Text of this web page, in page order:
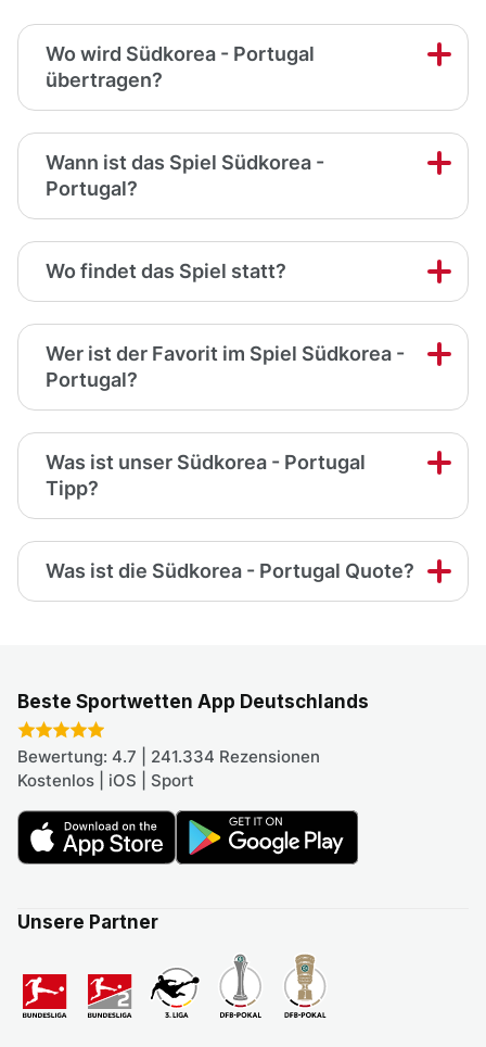
Wo wird Südkorea - Portugal
übertragen?
Wann ist das Spiel Südkorea -
Portugal?
Wo findet das Spiel statt?
Wer ist der Favorit im Spiel Südkorea -
Portugal?
Was ist unser Südkorea - Portugal
Tipp?
Was ist die Südkorea - Portugal Quote?
Beste Sportwetten App Deutschlands
Bewertung: 4.7 | 241.334 Rezensionen
Kostenlos | iOS | Sport
Unsere Partner